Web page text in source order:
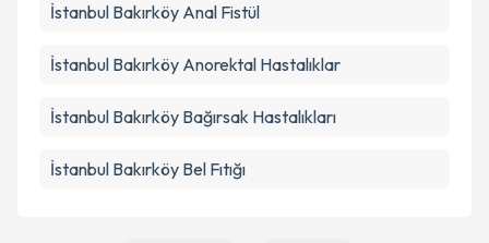
İstanbul Bakırköy Anal Fistül
İstanbul Bakırköy Anorektal Hastalıklar
İstanbul Bakırköy Bağırsak Hastalıkları
İstanbul Bakırköy Bel Fıtığı